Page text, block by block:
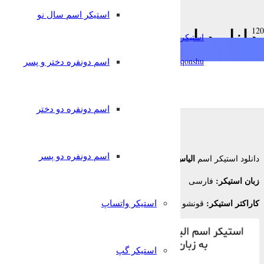
استیکرساز
qonshu@
استیکر اسم سال نو
اسم دونفره دختر و پسر
اسم دونفره دو دختر
اسم دونفره دو پسر
استیکر واتساپ
استیکر گپ
دانلود استیکر اسم الیاس
دانلود استیکر اسم الیاس
زبان استیکر: فارسی
کاراکتر استیکر: قونشو